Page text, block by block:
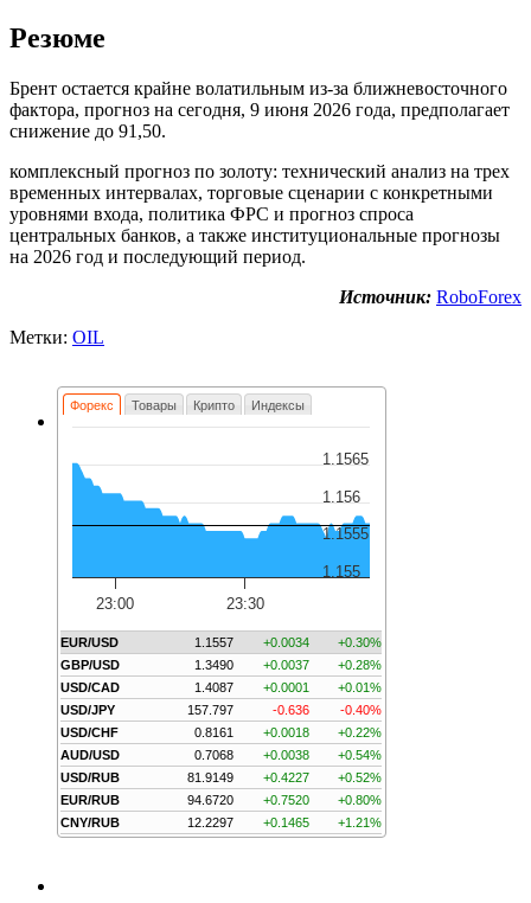
Резюме
Брент остается крайне волатильным из-за ближневосточного
фактора, прогноз на сегодня, 9 июня 2026 года, предполагает
снижение до 91,50.
комплексный прогноз по золоту: технический анализ на трех
временных интервалах, торговые сценарии с конкретными
уровнями входа, политика ФРС и прогноз спроса
центральных банков, а также институциональные прогнозы
на 2026 год и последующий период.
Источник: RoboForex
Метки: OIL
Форекс Товары Крипто Индексы
23:00 23:30
1.155
1.1555
1.156
1.1565
EUR/USD 1.1557 +0.0034
+0.30%
GBP/USD
1.3490 +0.0037
+0.28%
USD/CAD
1.4087 +0.0001
+0.01%
USD/JPY
157.797 -0.636
-0.40%
USD/CHF
0.8161 +0.0018
+0.22%
AUD/USD
0.7068 +0.0038
+0.54%
USD/RUB
81.9149 +0.4227
+0.52%
EUR/RUB
94.6720 +0.7520
+0.80%
CNY/RUB
12.2297 +0.1465 +1.21%